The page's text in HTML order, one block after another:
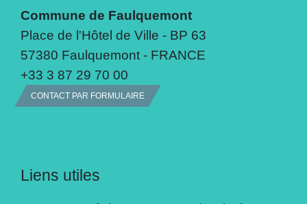
Commune de Faulquemont
Place de l'Hôtel de Ville - BP 63
57380 Faulquemont - FRANCE
+33 3 87 29 70 00
CONTACT PAR FORMULAIRE
Liens utiles